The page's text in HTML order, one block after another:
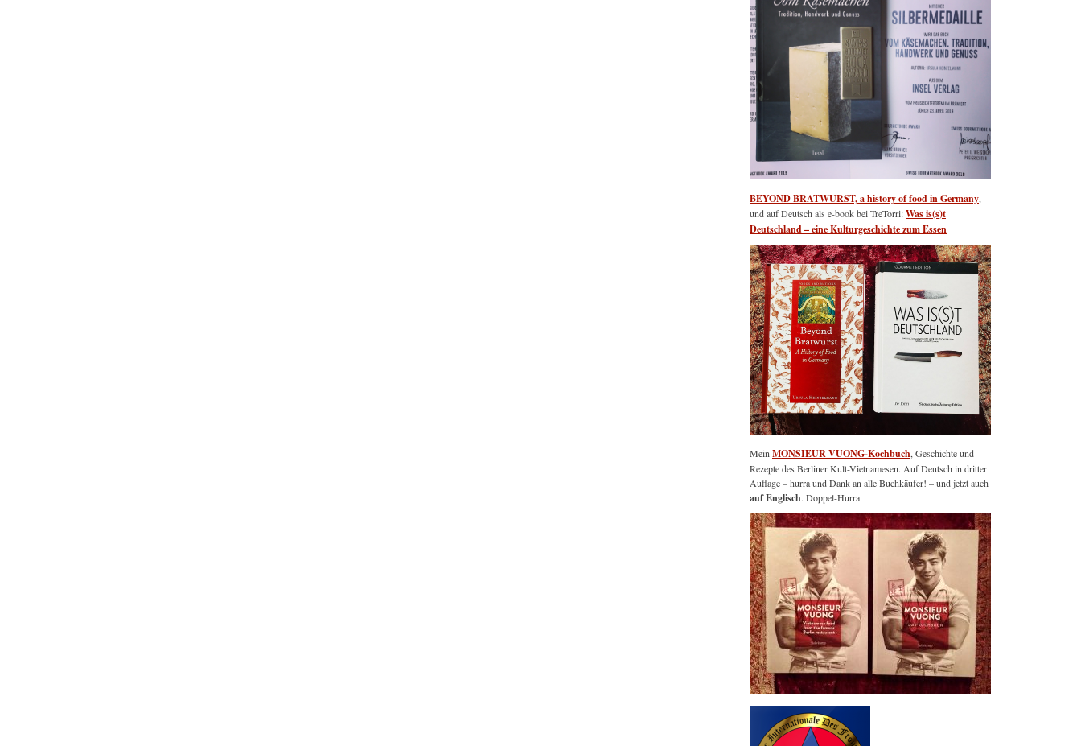
BEYOND BRATWURST, a history of food in Germany
und auf Deutsch als e-book bei TreTorri:Was is(s)t
Deutschland – eine Kulturgeschichte zum Essen
Mein MONSIEUR VUONG-Kochbuch , Geschichte und
Rezepte des Berliner Kult-Vietnamesen. Auf Deutsch in dritter
Auflage – hurra und Dank an alle Buchkäufer! – und jetzt auch
auf Englisch. Doppel-Hurra.